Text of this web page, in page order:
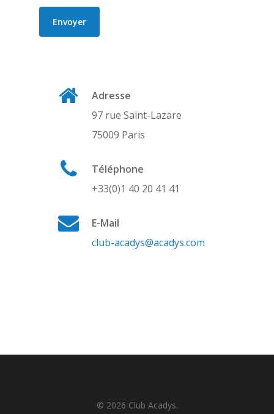
Adresse
97 rue Saint-Lazare
75009 Paris
Téléphone
+33(0)1 40 20 41 41
E-Mail
club-acadys@acadys.com
© 2026 Club Acadys.